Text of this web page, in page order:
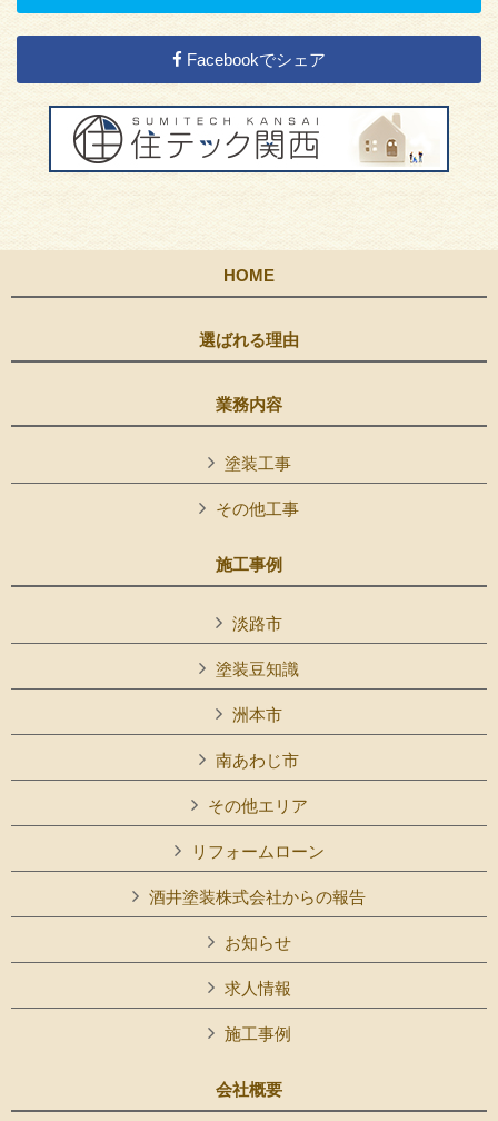
Facebookでシェア
HOME
選ばれる理由
業務内容
塗装工事
その他工事
施工事例
淡路市
塗装豆知識
洲本市
南あわじ市
その他エリア
リフォームローン
酒井塗装株式会社からの報告
お知らせ
求人情報
施工事例
会社概要